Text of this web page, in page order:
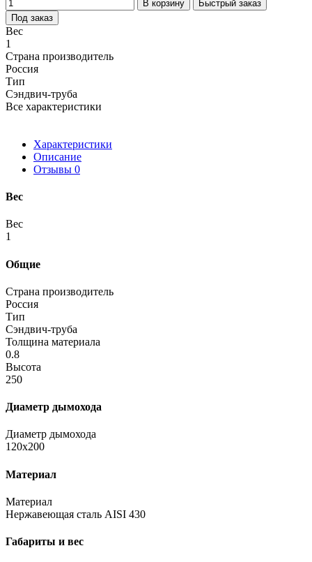
В корзину
Быстрый заказ
Под заказ
Вес
1
Страна производитель
Россия
Тип
Сэндвич-труба
Все характеристики
Характеристики
Описание
Отзывы 0
Вес
Вес
1
Общие
Страна производитель
Россия
Тип
Сэндвич-труба
Толщина материала
0.8
Высота
250
Диаметр дымохода
Диаметр дымохода
120х200
Материал
Материал
Нержавеющая сталь AISI 430
Габариты и вес